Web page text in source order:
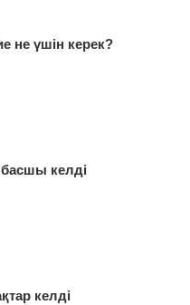
не үшін керек?
келді
келді